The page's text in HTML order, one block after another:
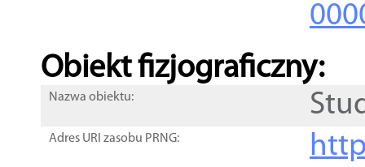
Obiekt fizjograficzny:
Nazwa obiektu:
Adres URI zasobu PRNG: